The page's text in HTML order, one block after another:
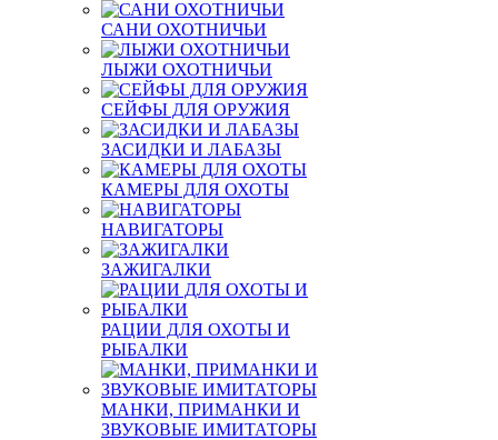
САНИ ОХОТНИЧЬИ
ЛЫЖИ ОХОТНИЧЬИ
СЕЙФЫ ДЛЯ ОРУЖИЯ
ЗАСИДКИ И ЛАБАЗЫ
КАМЕРЫ ДЛЯ ОХОТЫ
НАВИГАТОРЫ
ЗАЖИГАЛКИ
РАЦИИ ДЛЯ ОХОТЫ И
РЫБАЛКИ
МАНКИ, ПРИМАНКИ И
ЗВУКОВЫЕ ИМИТАТОРЫ